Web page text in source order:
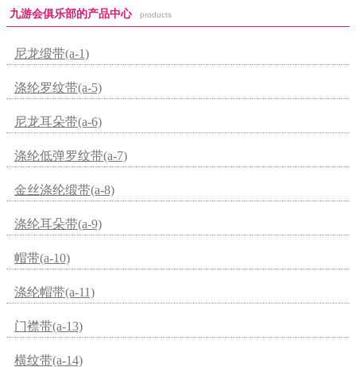
九游会俱乐部的产品中心 products
尼龙缎带(a-1)
涤纶罗纹带(a-5)
尼龙耳朵带(a-6)
涤纶低弹罗纹带(a-7)
金丝涤纶缎带(a-8)
涤纶耳朵带(a-9)
帽带(a-10)
涤纶帽带(a-11)
门襟带(a-13)
横纹带(a-14)